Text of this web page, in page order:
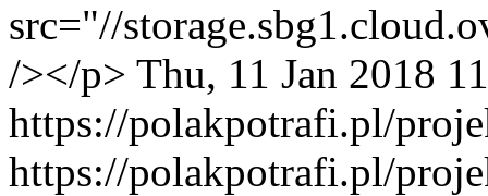
src="//
/></p> Thu, 11 Jan 2018
https://polakpotrafi.pl/
https://polakpotrafi.pl/